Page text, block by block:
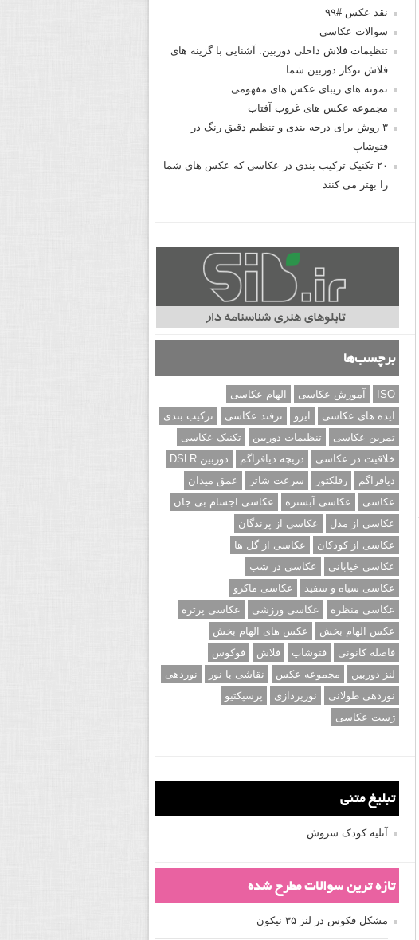
نقد عکس #۹۹
سوالات عکاسی
تنظیمات فلاش داخلی دوربین: آشنایی با گزینه های
فلاش توکار دوربین شما
نمونه های زیبای عکس های مفهومی
مجموعه عکس های غروب آفتاب
۳ روش برای درجه بندی و تنظیم دقیق رنگ در
فتوشاپ
۲۰ تکنیک ترکیب بندی در عکاسی که عکس های شما
را بهتر می کنند
برچسب‌ها
ISO آموزش عکاسی
الهام عکاسی
ایده های عکاسی
ایزو ترفند عکاسی
ترکیب بندی
تمرین عکاسی
تنظیمات دوربین
تکنیک عکاسی
خلاقیت در عکاسی
دریچه دیافراگم
دوربین DSLR
دیافراگم
رفلکتور سرعت شاتر
عمق میدان
عکاسی
عکاسی آبستره
عکاسی اجسام بی جان
عکاسی از مدل
عکاسی از پرندگان
عکاسی از کودکان
عکاسی از گل ها
عکاسی خیابانی
عکاسی در شب
عکاسی سیاه و سفید
عکاسی ماکرو
عکاسی منظره
عکاسی ورزشی
عکاسی پرتره
عکس الهام بخش
عکس های الهام بخش
فاصله کانونی
فتوشاپ فلاش
فوکوس
لنز دوربین
مجموعه عکس نقاشی با نور
نوردهی
نوردهی طولانی
نورپردازی
پرسپکتیو
ژست عکاسی
تبلیغ متنی
آتلیه کودک سروش
تازه ترین سوالات مطرح شده
مشکل فکوس در لنز ۳۵ نیکون